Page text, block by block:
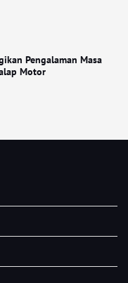
Pengalaman Masa
Motor